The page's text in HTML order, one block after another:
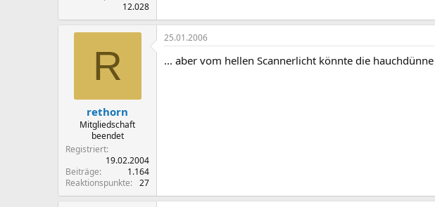
12.028
R
rethorn
Mitgliedschaft
beendet
Registriert
19.02.2004
Beiträge
1.164
Reaktionspunkte
27
25.01.2006
... aber vom hellen Scannerlicht könnte die